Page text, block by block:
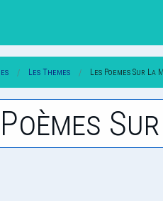
Les Themes Les Poemes Sur La